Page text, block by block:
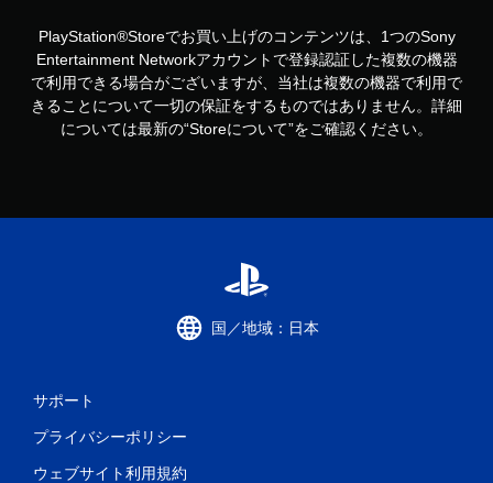
PlayStation®Storeでお買い上げのコンテンツは、1つのSony
Entertainment Networkアカウントで登録認証した複数の機器
で利用できる場合がございますが、当社は複数の機器で利用で
きることについて一切の保証をするものではありません。詳細
については最新の“Storeについて”をご確認ください。
国／地域：日本
サポート
プライバシーポリシー
ウェブサイト利用規約